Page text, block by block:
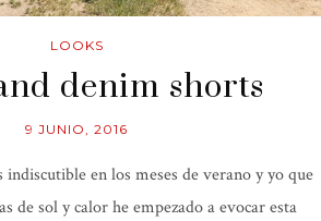
LOOKS
denim shorts
9 JUNIO, 2016
indiscutible en los meses de verano y yo que
de sol y calor he empezado a evocar esta